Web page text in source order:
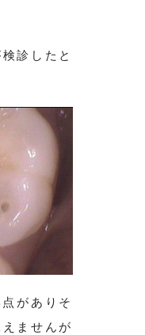
診したと
がありそ
ませんが